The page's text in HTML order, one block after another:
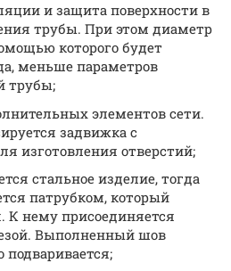
и защита поверхности в
трубы. При этом диаметр
которого будет
меньше параметров
трубы;
элементов сети.
задвижка с
изготовления отверстий;
стальное изделие, тогда
патрубком, который
К нему присоединяется
Выполненный шов
подваривается;